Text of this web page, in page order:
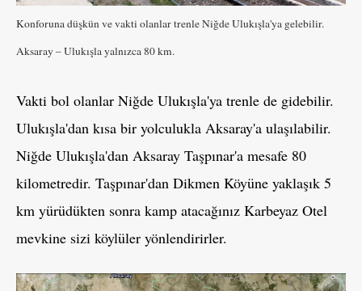
Konforuna düşkün ve vakti olanlar trenle Niğde Ulukışla'ya gelebilir.
Aksaray – Ulukışla yalnızca 80 km.
Vakti bol olanlar Niğde Ulukışla'ya trenle de gidebilir.
Ulukışla'dan kısa bir yolculukla Aksaray'a ulaşılabilir.
Niğde Ulukışla'dan Aksaray Taşpınar'a mesafe 80
kilometredir. Taşpınar'dan Dikmen Köyüne yaklaşık 5
km yürüdükten sonra kamp atacağınız Karbeyaz Otel
mevkine sizi köylüler yönlendirirler.